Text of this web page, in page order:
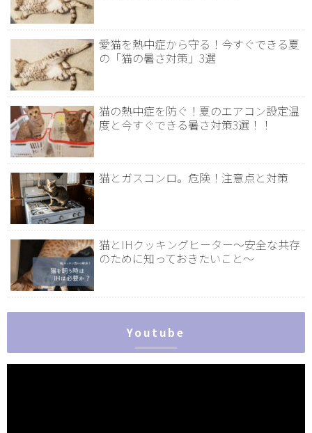
愛猫を熱中症から守る！今すぐできる夏
の「猫の暑さ対策」3選
猫の熱中症を防ぐ！夏のエアコン設定温
度と今すぐできる暑さ対策3選！！
猫とガスコンロ。危険！注意点と対策
猫とIHクッキングヒーター～安全な共存
のために知っておきたいこと～
Youtube